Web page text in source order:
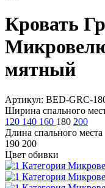
Кровать
мятный
Артикул: BED-GRC-
Ширина спального
120 140 160 180 200
Длина спального места
190 200
Цвет обивки